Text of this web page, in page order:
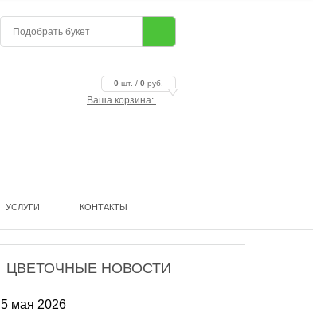
Ваша корзина:
0 шт. / 0 руб.
УСЛУГИ КОНТАКТЫ
ЦВЕТОЧНЫЕ НОВОСТИ
5 мая 2026